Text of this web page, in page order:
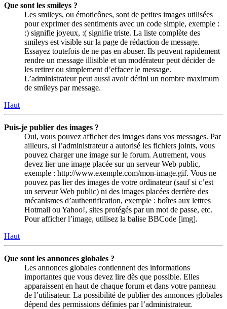
Que sont les smileys ?
Les smileys, ou émoticônes, sont de petites images utilisées
pour exprimer des sentiments avec un code simple, exemple :
:) signifie joyeux, :( signifie triste. La liste complète des
smileys est visible sur la page de rédaction de message.
Essayez toutefois de ne pas en abuser. Ils peuvent rapidement
rendre un message illisible et un modérateur peut décider de
les retirer ou simplement d’effacer le message.
L’administrateur peut aussi avoir défini un nombre maximum
de smileys par message.
Haut
Puis-je publier des images ?
Oui, vous pouvez afficher des images dans vos messages. Par
ailleurs, si l’administrateur a autorisé les fichiers joints, vous
pouvez charger une image sur le forum. Autrement, vous
devez lier une image placée sur un serveur Web public,
exemple : http://www.exemple.com/mon-image.gif. Vous ne
pouvez pas lier des images de votre ordinateur (sauf si c’est
un serveur Web public) ni des images placées derrière des
mécanismes d’authentification, exemple : boîtes aux lettres
Hotmail ou Yahoo!, sites protégés par un mot de passe, etc.
Pour afficher l’image, utilisez la balise BBCode [img].
Haut
Que sont les annonces globales ?
Les annonces globales contiennent des informations
importantes que vous devez lire dès que possible. Elles
apparaissent en haut de chaque forum et dans votre panneau
de l’utilisateur. La possibilité de publier des annonces globales
dépend des permissions définies par l’administrateur.